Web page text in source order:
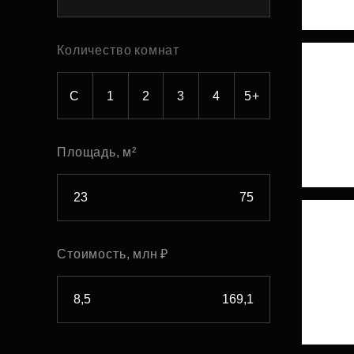
Рефинансирование
Количество комнат
С 1 2 3 4 5+
Площадь, м²
Стоимость, млн ₽